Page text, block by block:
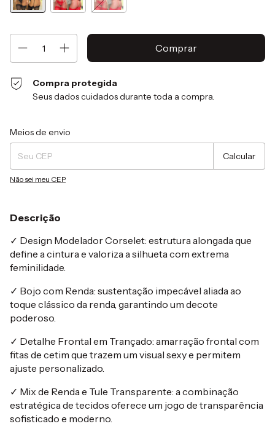
Compra protegida
Seus dados cuidados durante toda a compra.
Entregas para o CEP:
Meios de envio
Calcular
Não sei meu CEP
Descrição
✓ Design Modelador Corselet: estrutura alongada que
define a cintura e valoriza a silhueta com extrema
feminilidade.
✓ Bojo com Renda: sustentação impecável aliada ao
toque clássico da renda, garantindo um decote
poderoso.
✓ Detalhe Frontal em Trançado: amarração frontal com
fitas de cetim que trazem um visual sexy e permitem
ajuste personalizado.
✓ Mix de Renda e Tule Transparente: a combinação
estratégica de tecidos oferece um jogo de transparência
sofisticado e moderno.